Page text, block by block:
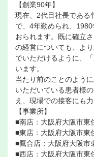
【創業90年】
現在、2代目社長である
で、4年勤められ、
おられます。既に確立
の経営についても、よ
でいただけるように、
います。
当たり前のことのよう
いただいている患者様
え、現場での接客にも
【事業所】
■南店：大阪府大阪市東
■東店：大阪府大阪市東
■鷹合店：大阪府大阪市
■西店：大阪府大阪市東